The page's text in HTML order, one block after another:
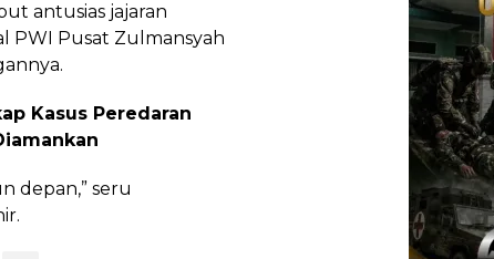
antusias jajaran
PWI Pusat Zulmansyah
Kasus Peredaran
depan,” seru